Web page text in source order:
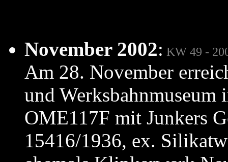
November 2002: KW 49 -
Am 28. November
und
OME117F mit Junkers
15416/1936, ex.